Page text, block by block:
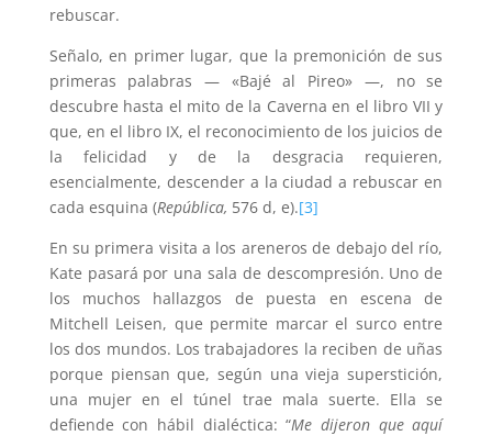
rebuscar.
Señalo, en primer lugar, que la premonición de sus
primeras palabras — «Bajé al Pireo» —, no se
descubre hasta el mito de la Caverna en el libro VII y
que, en el libro IX, el reconocimiento de los juicios de
la felicidad y de la desgracia requieren,
esencialmente, descender a la ciudad a rebuscar en
cada esquina (República, 576 d, e).[3]
En su primera visita a los areneros de debajo del río,
Kate pasará por una sala de descompresión. Uno de
los muchos hallazgos de puesta en escena de
Mitchell Leisen, que permite marcar el surco entre
los dos mundos. Los trabajadores la reciben de uñas
porque piensan que, según una vieja superstición,
una mujer en el túnel trae mala suerte. Ella se
defiende con hábil dialéctica: “Me dijeron que aquí